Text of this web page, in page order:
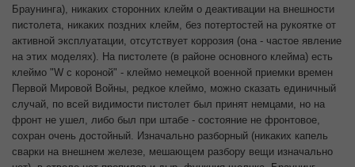
Браунинга), никаких сторонних клейм о деактивации на внешности
пистолета, никаких поздних клейм, без потертостей на рукоятке от
активной эксплуатации, отсутствует коррозия (она - частое явление
на этих моделях). На пистолете (в районе основного клейма) есть
клеймо "W с короной" - клеймо немецкой военной приемки времен
Первой Мировой Войны, редкое клеймо, можно сказать единичный
случай, по всей видимости пистолет был принят немцами, но на
фронт не ушел, либо был при штабе - состояние не фронтовое,
сохран очень достойный. Изначально разборный (никаких капель
сварки на внешнем железе, мешающем разбору вещи изначально